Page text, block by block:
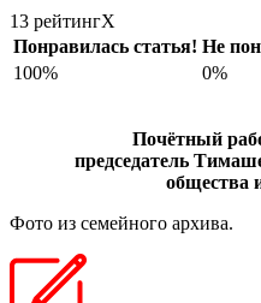
13 рейтингX
Понравилась статья! Не
100%
0%
Почётный
председатель
общества
Фото из семейного архива.